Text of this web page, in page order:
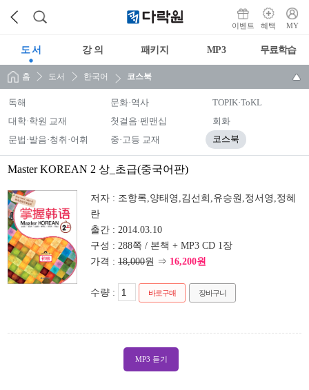
이벤트 혜택 MY
도 서 강 의 패키지 MP3 무료학습
홈 도서 한국어 코스북
독해 문화·역사
TOPIK·ToKL
대학·학원 교재
첫걸음·펜맨십
회화
문법·발음·청취·어휘
중·고등 교재 코스북
Master KOREAN 2 상_초급(중국어판)
저자 : 조항록,양태영,김선희,유승원,정서영,정혜
란
출간 : 2014.03.10
구성 : 288쪽 / 본책 + MP3 CD 1장
가격 : 18,000원 ⇒ 16,200원
수량 : 바로구매 장바구니
MP3 듣기